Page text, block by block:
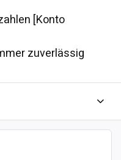
[Konto
zuverlässig